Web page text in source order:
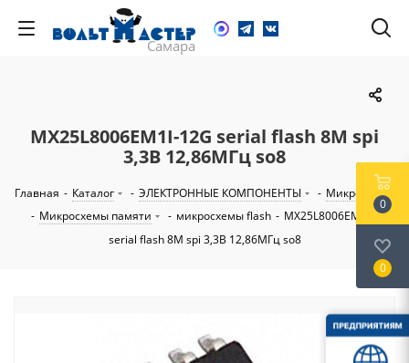
MX25L8006EM1I-12G serial flash 8M spi
3,3В 12,86МГц so8
Главная - Каталог - ЭЛЕКТРОННЫЕ КОМПОНЕНТЫ - Микросхемы
- Микросхемы памяти - микросхемы flash - MX25L8006EM1I-12G
serial flash 8M spi 3,3В 12,86МГц so8
0
0